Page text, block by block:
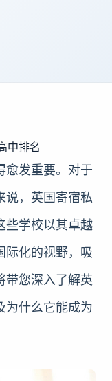
中排名
愈发重要。对于
说，英国寄宿私
些学校以其卓越
际化的视野，吸
带您深入了解英
为什么它能成为